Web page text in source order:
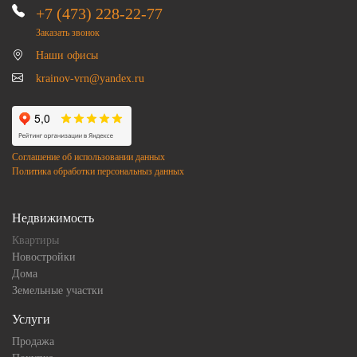
+7 (473) 228-22-77
Заказать звонок
Наши офисы
krainov-vrn@yandex.ru
Соглашение об использовании данных
Политика обработки персональныз данных
Недвижимость
Квартиры
Новостройки
Дома
Земельные участки
Услуги
Продажа